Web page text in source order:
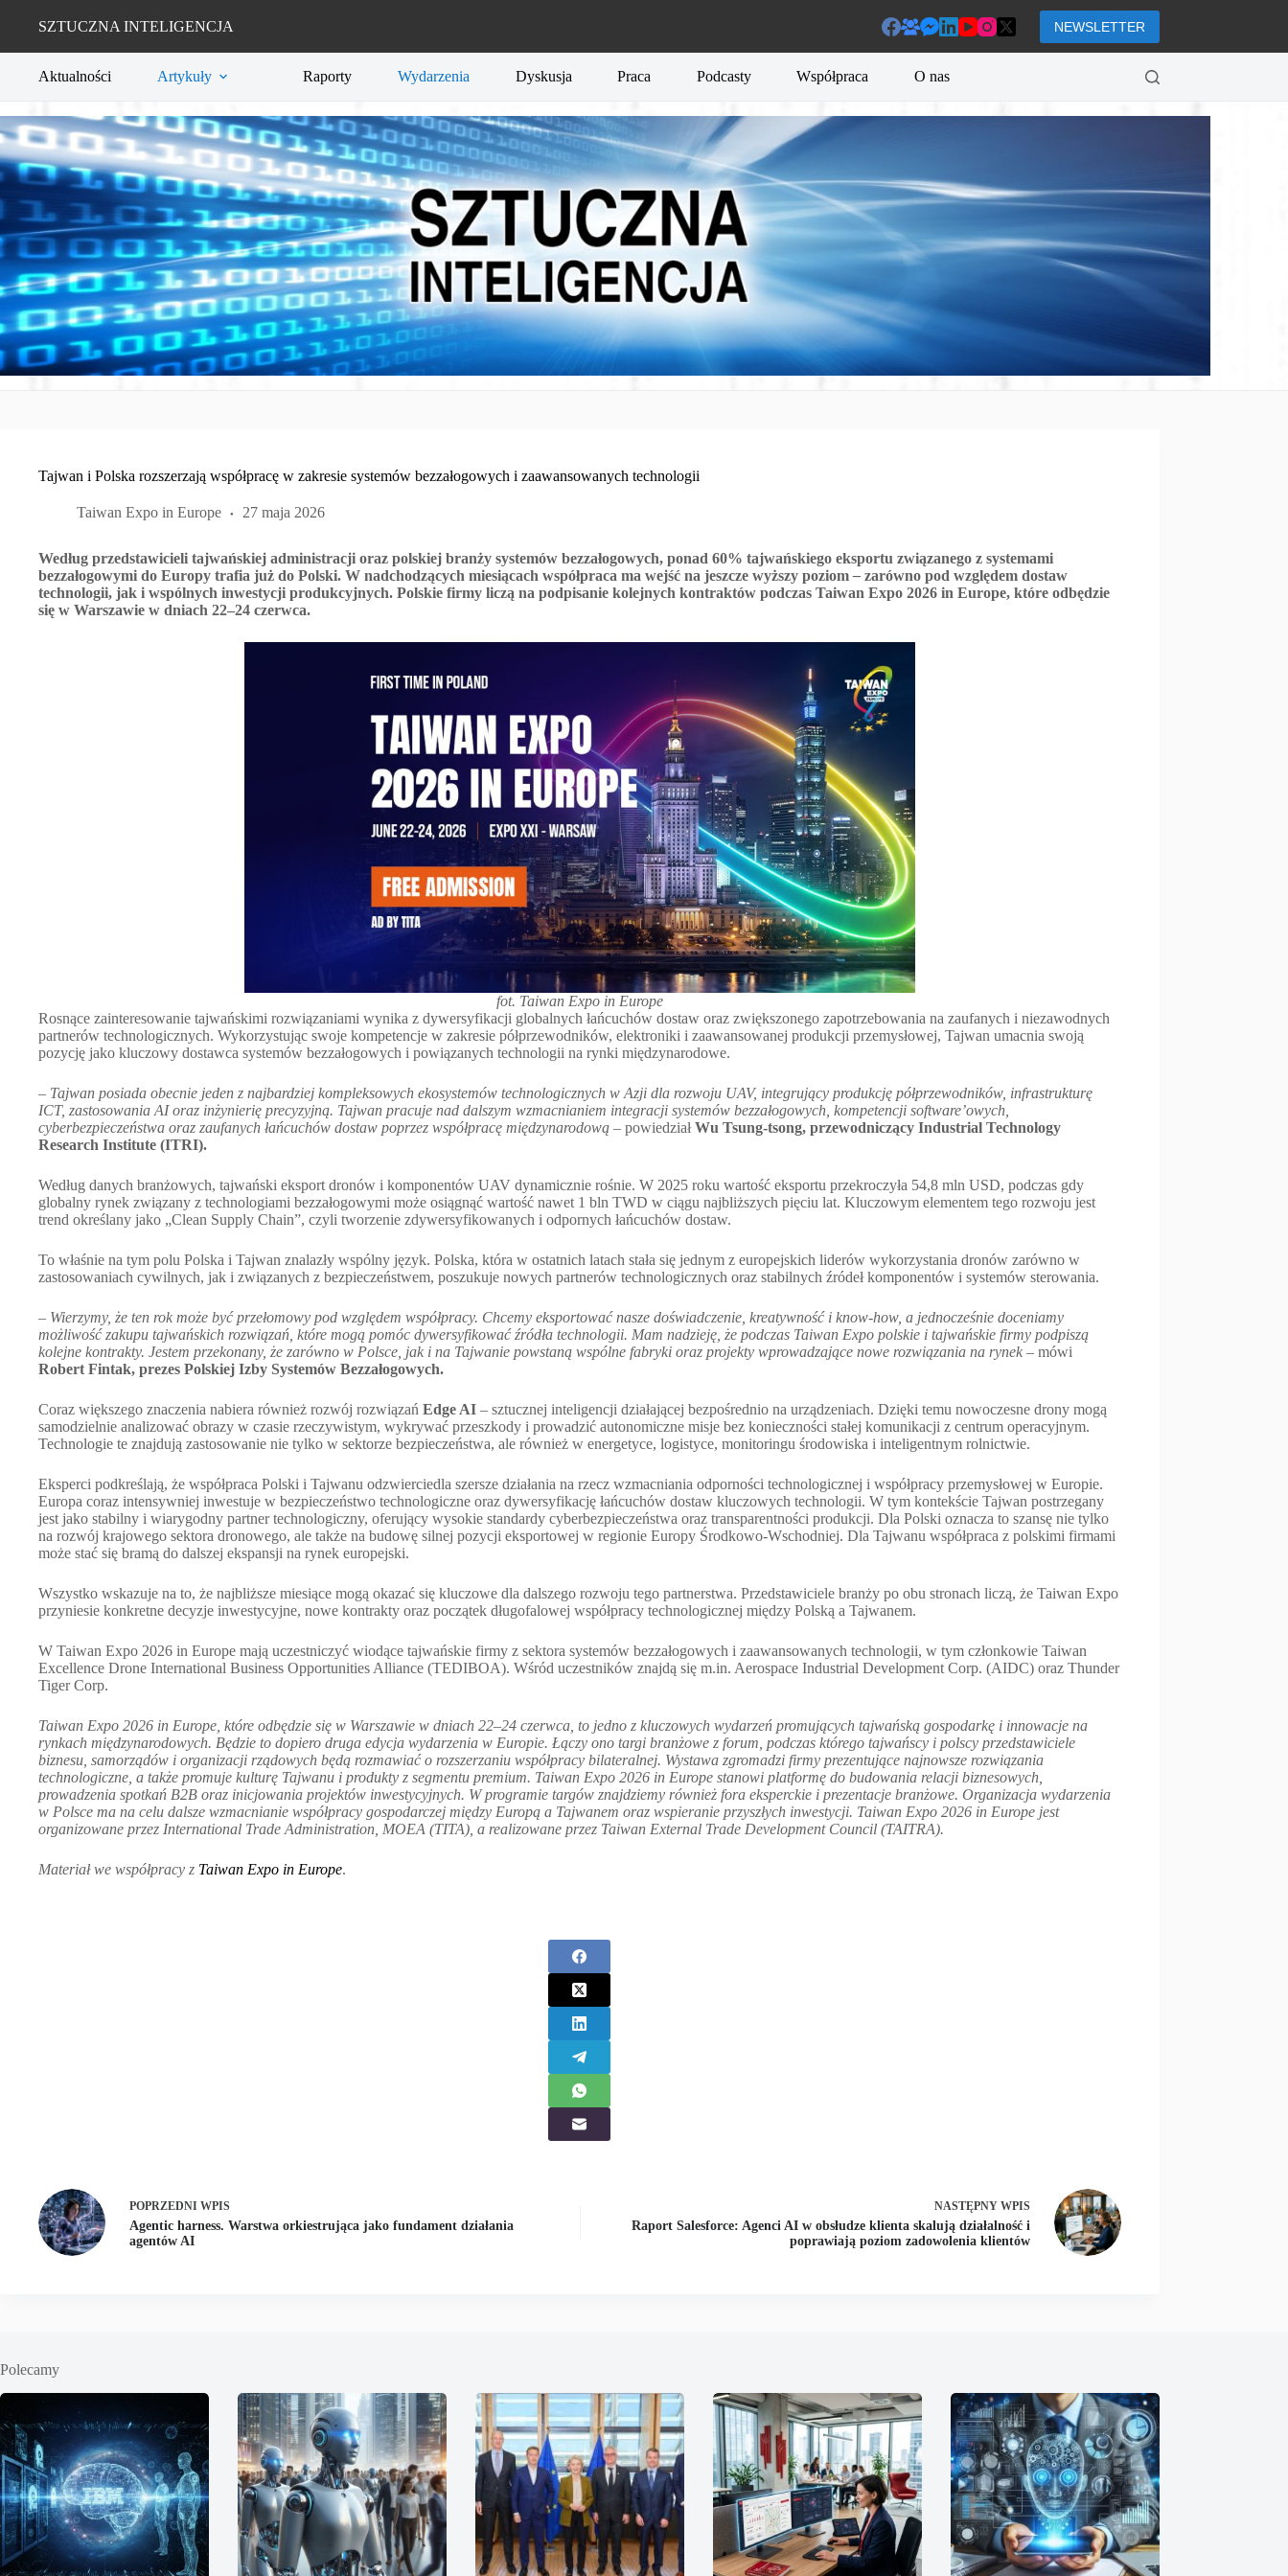
SZTUCZNA INTELIGENCJA NEWSLETTER
Aktualności Artykuły Raporty Wydarzenia Dyskusja Praca Podcasty Współpraca O nas
Tajwan i Polska rozszerzają współpracę w zakresie systemów bezzałogowych i zaawansowanych technologii
Taiwan Expo in Europe 27 maja 2026
Według przedstawicieli tajwańskiej administracji oraz polskiej branży systemów bezzałogowych, ponad 60% tajwańskiego eksportu związanego z systemami
bezzałogowymi do Europy trafia już do Polski. W nadchodzących miesiącach współpraca ma wejść na jeszcze wyższy poziom– zarówno pod względem dostaw
technologii, jak i wspólnych inwestycji produkcyjnych. Polskie firmy liczą na podpisanie kolejnych kontraktów podczas Taiwan Expo 2026 in Europe, które odbędzie
się w Warszawie w dniach 22–24 czerwca.
fot. Taiwan Expo in Europe
Rosnące zainteresowanie tajwańskimi rozwiązaniami wynika z dywersyfikacji globalnych łańcuchów dostaw oraz zwiększonego zapotrzebowania na zaufanych i niezawodnych
partnerów technologicznych. Wykorzystując swoje kompetencje w zakresie półprzewodników, elektroniki i zaawansowanej produkcji przemysłowej, Tajwan umacnia swoją
pozycję jako kluczowy dostawca systemów bezzałogowych i powiązanych technologii na rynki międzynarodowe.
– Tajwan posiada obecnie jeden z najbardziej kompleksowych ekosystemów technologicznych w Azji dla rozwoju UAV, integrujący produkcję półprzewodników, infrastrukturę
ICT, zastosowania AI oraz inżynierię precyzyjną. Tajwan pracuje nad dalszym wzmacnianiem integracji systemów bezzałogowych, kompetencji software’owych,
cyberbezpieczeństwa oraz zaufanych łańcuchów dostaw poprzez współpracę międzynarodową – powiedziałWu Tsung-tsong, przewodniczący Industrial Technology
Research Institute (ITRI).
Według danych branżowych, tajwański eksport dronów i komponentów UAV dynamicznie rośnie. W 2025 roku wartość eksportu przekroczyła 54,8 mln USD, podczas gdy
globalny rynek związany z technologiami bezzałogowymi może osiągnąć wartość nawet 1 bln TWD w ciągu najbliższych pięciu lat. Kluczowym elementem tego rozwoju jest
trend określany jako „Clean Supply Chain”, czyli tworzenie zdywersyfikowanych i odpornych łańcuchów dostaw.
To właśnie na tym polu Polska i Tajwan znalazły wspólny język. Polska, która w ostatnich latach stała się jednym z europejskich liderów wykorzystania dronów zarówno w
zastosowaniach cywilnych, jak i związanych z bezpieczeństwem, poszukuje nowych partnerów technologicznych oraz stabilnych źródeł komponentów i systemów sterowania.
– Wierzymy, że ten rok może być przełomowy pod względem współpracy. Chcemy eksportować nasze doświadczenie, kreatywność i know-how, a jednocześnie doceniamy
możliwość zakupu tajwańskich rozwiązań, które mogą pomóc dywersyfikować źródła technologii. Mam nadzieję, że podczas Taiwan Expo polskie i tajwańskie firmy podpiszą
kolejne kontrakty. Jestem przekonany, że zarówno w Polsce, jak i na Tajwanie powstaną wspólne fabryki oraz projekty wprowadzające nowe rozwiązania na rynek – mówi
Robert Fintak, prezes Polskiej Izby Systemów Bezzałogowych.
Coraz większego znaczenia nabiera również rozwój rozwiązań Edge AI – sztucznej inteligencji działającej bezpośrednio na urządzeniach. Dzięki temu nowoczesne drony mogą
samodzielnie analizować obrazy w czasie rzeczywistym, wykrywać przeszkody i prowadzić autonomiczne misje bez konieczności stałej komunikacji z centrum operacyjnym.
Technologie te znajdują zastosowanie nie tylko w sektorze bezpieczeństwa, ale również w energetyce, logistyce, monitoringu środowiska i inteligentnym rolnictwie.
Eksperci podkreślają, że współpraca Polski i Tajwanu odzwierciedla szersze działania na rzecz wzmacniania odporności technologicznej i współpracy przemysłowej w Europie.
Europa coraz intensywniej inwestuje w bezpieczeństwo technologiczne oraz dywersyfikację łańcuchów dostaw kluczowych technologii. W tym kontekście Tajwan postrzegany
jest jako stabilny i wiarygodny partner technologiczny, oferujący wysokie standardy cyberbezpieczeństwa oraz transparentności produkcji. Dla Polski oznacza to szansę nie tylko
na rozwój krajowego sektora dronowego, ale także na budowę silnej pozycji eksportowej w regionie Europy Środkowo-Wschodniej. Dla Tajwanu współpraca z polskimi firmami
może stać się bramą do dalszej ekspansji na rynek europejski.
Wszystko wskazuje na to, że najbliższe miesiące mogą okazać się kluczowe dla dalszego rozwoju tego partnerstwa. Przedstawiciele branży po obu stronach liczą, że Taiwan Expo
przyniesie konkretne decyzje inwestycyjne, nowe kontrakty oraz początek długofalowej współpracy technologicznej między Polską a Tajwanem.
W Taiwan Expo 2026 in Europe mają uczestniczyć wiodące tajwańskie firmy z sektora systemów bezzałogowych i zaawansowanych technologii, w tym członkowie Taiwan
Excellence Drone International Business Opportunities Alliance (TEDIBOA). Wśród uczestników znajdą się m.in. Aerospace Industrial Development Corp. (AIDC) oraz Thunder
Tiger Corp.
Taiwan Expo 2026 in Europe, które odbędzie się w Warszawie w dniach 22–24 czerwca, to jedno z kluczowych wydarzeń promujących tajwańską gospodarkę i innowacje na
rynkach międzynarodowych. Będzie to dopiero druga edycja wydarzenia w Europie. Łączy ono targi branżowe z forum, podczas którego tajwańscy i polscy przedstawiciele
biznesu, samorządów i organizacji rządowych będą rozmawiać o rozszerzaniu współpracy bilateralnej. Wystawa zgromadzi firmy prezentujące najnowsze rozwiązania
technologiczne, a także promuje kulturę Tajwanu i produkty z segmentu premium. Taiwan Expo 2026 in Europe stanowi platformę do budowania relacji biznesowych,
prowadzenia spotkań B2B oraz inicjowania projektów inwestycyjnych. W programie targów znajdziemy również fora eksperckie i prezentacje branżowe. Organizacja wydarzenia
w Polsce ma na celu dalsze wzmacnianie współpracy gospodarczej między Europą a Tajwanem oraz wspieranie przyszłych inwestycji. Taiwan Expo 2026 in Europe jest
organizowane przez International Trade Administration, MOEA (TITA), a realizowane przez Taiwan External Trade Development Council (TAITRA).
Materiał we współpracy z Taiwan Expo in Europe.
POPRZEDNI WPIS
Agentic harness. Warstwa orkiestrująca jako fundament działania
agentów AI
NASTĘPNY WPIS
Raport Salesforce: Agenci AI w obsłudze klienta skalują działalność i
poprawiają poziom zadowolenia klientów
Polecamy